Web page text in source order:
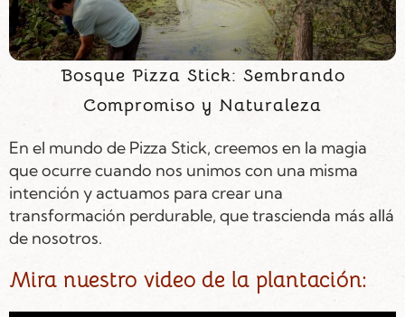
Bosque Pizza Stick: Sembrando
Compromiso y Naturaleza
En el mundo de Pizza Stick, creemos en la magia
que ocurre cuando nos unimos con una misma
intención y actuamos para crear una
transformación perdurable, que trascienda más allá
de nosotros.
Mira nuestro video de la plantación: